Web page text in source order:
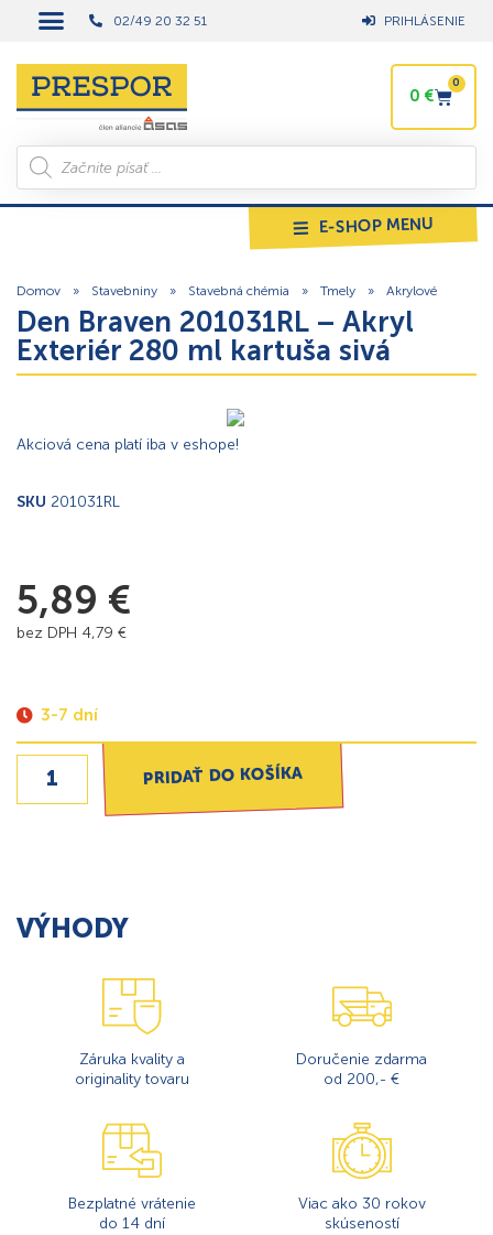
02/49 20 32 51 PRIHLÁSENIE
0 €
0
E-SHOP MENU
Domov » Stavebniny » Stavebná chémia » Tmely » Akrylové
Den Braven 201031RL – Akryl
Exteriér 280 ml kartuša sivá
Akciová cena platí iba v eshope!
SKU 201031RL
5,89 €
bez DPH 4,79 €
3-7 dní
PRIDAŤ DO KOŠÍKA
VÝHODY
Záruka kvality a
originality tovaru
Doručenie zdarma
od 200,- €
Bezplatné vrátenie
do 14 dní
Viac ako 30 rokov
skúseností